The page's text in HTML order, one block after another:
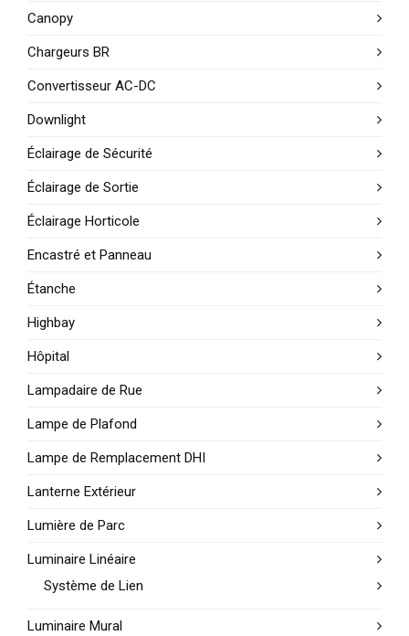
Canopy
Chargeurs BR
Convertisseur AC-DC
Downlight
Éclairage de Sécurité
Éclairage de Sortie
Éclairage Horticole
Encastré et Panneau
Étanche
Highbay
Hôpital
Lampadaire de Rue
Lampe de Plafond
Lampe de Remplacement DHI
Lanterne Extérieur
Lumière de Parc
Luminaire Linéaire
Système de Lien
Luminaire Mural